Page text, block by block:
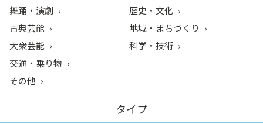
舞踊・演劇
古典芸能
大衆芸能
歴史・文化
地域・まちづくり
科学・技術
交通・乗り物
その他
タイプ